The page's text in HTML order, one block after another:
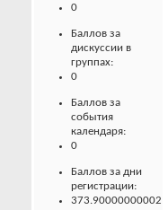
0
Баллов за
дискуссии в
группах:
0
Баллов за
события
календаря:
0
Баллов за дни
регистрации:
373.90000000002